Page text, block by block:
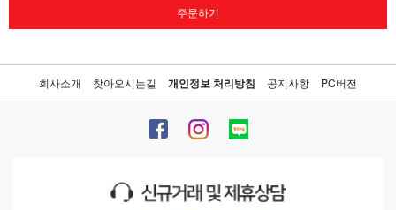
주문하기
회사소개 찾아오시는길 개인정보 처리방침 공지사항 PC버전